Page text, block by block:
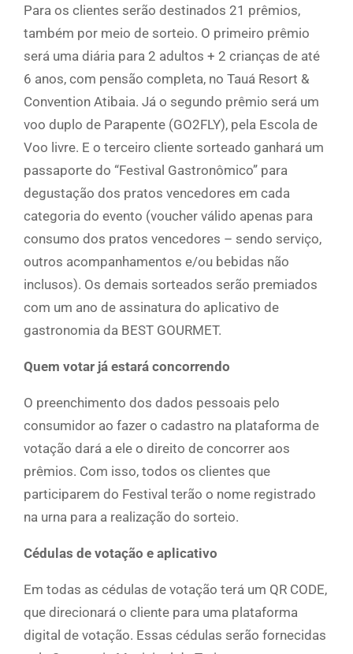
Para os clientes serão destinados 21 prêmios,
também por meio de sorteio. O primeiro prêmio
será uma diária para 2 adultos + 2 crianças de até
6 anos, com pensão completa, no Tauá Resort &
Convention Atibaia. Já o segundo prêmio será um
voo duplo de Parapente (GO2FLY), pela Escola de
Voo livre. E o terceiro cliente sorteado ganhará um
passaporte do “Festival Gastronômico” para
degustação dos pratos vencedores em cada
categoria do evento (voucher válido apenas para
consumo dos pratos vencedores – sendo serviço,
outros acompanhamentos e/ou bebidas não
inclusos). Os demais sorteados serão premiados
com um ano de assinatura do aplicativo de
gastronomia da BEST GOURMET.
Quem votar já estará concorrendo
O preenchimento dos dados pessoais pelo
consumidor ao fazer o cadastro na plataforma de
votação dará a ele o direito de concorrer aos
prêmios. Com isso, todos os clientes que
participarem do Festival terão o nome registrado
na urna para a realização do sorteio.
Cédulas de votação e aplicativo
Em todas as cédulas de votação terá um QR CODE,
que direcionará o cliente para uma plataforma
digital de votação. Essas cédulas serão fornecidas